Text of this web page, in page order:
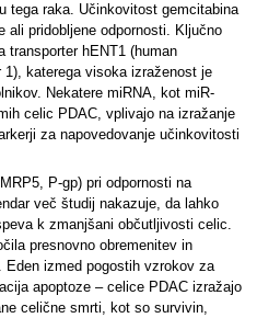
tega raka. Učinkovitost gemcitabina
ali pridobljene odpornosti. Ključno
transporter hENT1 (human
katerega visoka izraženost je
Nekatere miRNA, kot miR-
celic PDAC, vplivajo na izražanje
za napovedovanje učinkovitosti
P-gp) pri odpornosti na
več študij nakazuje, da lahko
k zmanjšani občutljivosti celic.
presnovno obremenitev in
Eden izmed pogostih vzrokov za
apoptoze – celice PDAC izražajo
celične smrti, kot so survivin,